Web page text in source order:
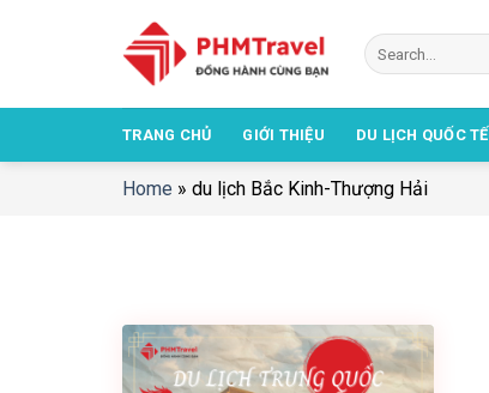
dung
TRANG CHỦ GIỚI THIỆU DU LỊCH QUỐC TẾ
Home » du lịch Bắc Kinh-Thượng Hải